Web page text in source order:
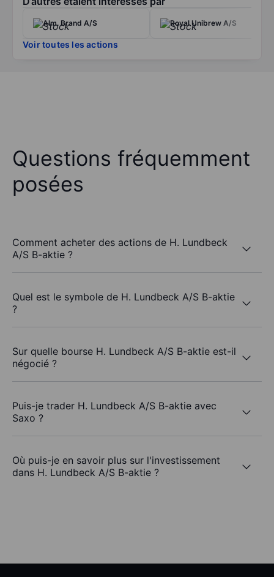
Alm. Brand A/S Royal Unibrew A/S
Voir toutes les actions
Questions fréquemment
posées
Comment acheter des actions de H. Lundbeck
A/S B-aktie ?
Quel est le symbole de H. Lundbeck A/S B-aktie
?
Sur quelle bourse H. Lundbeck A/S B-aktie est-il
négocié ?
Puis-je trader H. Lundbeck A/S B-aktie avec
Saxo ?
Où puis-je en savoir plus sur l'investissement
dans H. Lundbeck A/S B-aktie ?